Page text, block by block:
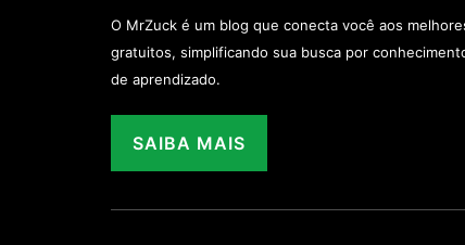
O MrZuck é um blog que conecta você aos
gratuitos, simplificando sua busca por
de aprendizado.
SAIBA MAIS